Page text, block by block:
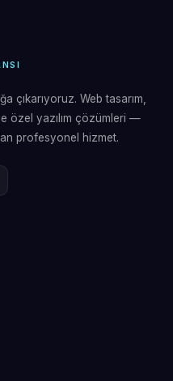
çıkarıyoruz. Web tasarım,
özel yazılım çözümleri —
profesyonel hizmet.